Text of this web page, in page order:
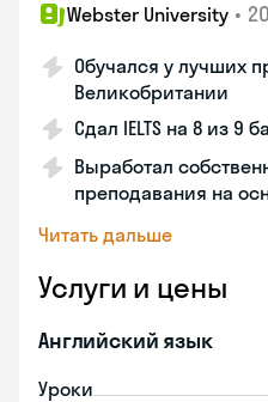
Webster University •
Обучался у лучших
Великобритании
Сдал IELTS на 8 из 9
Выработал
преподавания на
Читать дальше
Услуги и цены
Английский язык
Уроки